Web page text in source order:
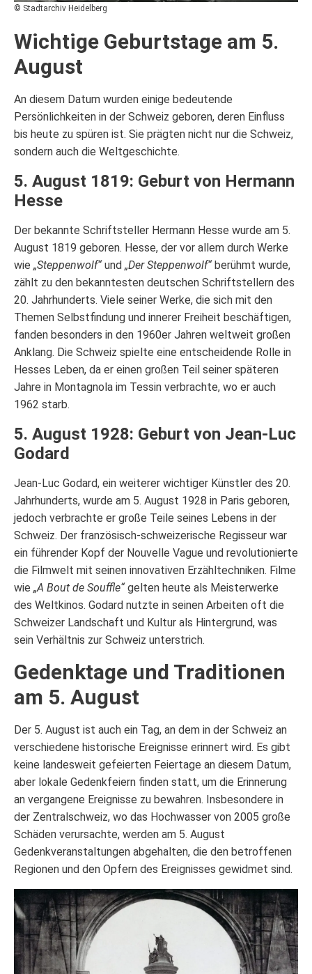
© Stadtarchiv Heidelberg
Wichtige Geburtstage am 5.
August
An diesem Datum wurden einige bedeutende
Persönlichkeiten in der Schweiz geboren, deren Einfluss
bis heute zu spüren ist. Sie prägten nicht nur die Schweiz,
sondern auch die Weltgeschichte.
5. August 1819: Geburt von Hermann
Hesse
Der bekannte Schriftsteller Hermann Hesse wurde am 5.
August 1819 geboren. Hesse, der vor allem durch Werke
wie „Steppenwolf“und „Der Steppenwolf“berühmt wurde,
zählt zu den bekanntesten deutschen Schriftstellern des
20. Jahrhunderts. Viele seiner Werke, die sich mit den
Themen Selbstfindung und innerer Freiheit beschäftigen,
fanden besonders in den 1960er Jahren weltweit großen
Anklang. Die Schweiz spielte eine entscheidende Rolle in
Hesses Leben, da er einen großen Teil seiner späteren
Jahre in Montagnola im Tessin verbrachte, wo er auch
1962 starb.
5. August 1928: Geburt von Jean-Luc
Godard
Jean-Luc Godard, ein weiterer wichtiger Künstler des 20.
Jahrhunderts, wurde am 5. August 1928 in Paris geboren,
jedoch verbrachte er große Teile seines Lebens in der
Schweiz. Der französisch-schweizerische Regisseur war
ein führender Kopf der Nouvelle Vague und revolutionierte
die Filmwelt mit seinen innovativen Erzähltechniken. Filme
wie „A Bout de Souffle“gelten heute als Meisterwerke
des Weltkinos. Godard nutzte in seinen Arbeiten oft die
Schweizer Landschaft und Kultur als Hintergrund, was
sein Verhältnis zur Schweiz unterstrich.
Gedenktage und Traditionen
am 5. August
Der 5. August ist auch ein Tag, an dem in der Schweiz an
verschiedene historische Ereignisse erinnert wird. Es gibt
keine landesweit gefeierten Feiertage an diesem Datum,
aber lokale Gedenkfeiern finden statt, um die Erinnerung
an vergangene Ereignisse zu bewahren. Insbesondere in
der Zentralschweiz, wo das Hochwasser von 2005 große
Schäden verursachte, werden am 5. August
Gedenkveranstaltungen abgehalten, die den betroffenen
Regionen und den Opfern des Ereignisses gewidmet sind.